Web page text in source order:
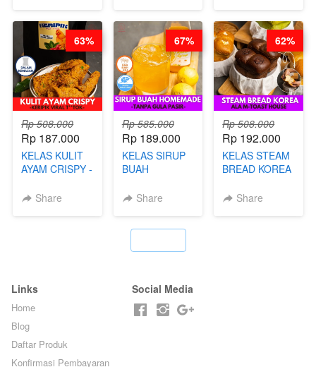
MELETUS - BY
BARISTA ARI
Rp 508.000
Rp 187.000
KELAS KULIT
AYAM CRISPY -
T**TOK - BY
Share
63%
Rp 585.000
Rp 189.000
KELAS SIRUP
BUAH
TANPA GULA
ARISUDANA
Share
67%
Rp 508.000
Rp 192.000
KELAS STEAM
BREAD KOREA
HOUSE - BY
Share
62%
Links
Home
Blog
Daftar Produk
Konfirmasi Pembayaran
Social Media